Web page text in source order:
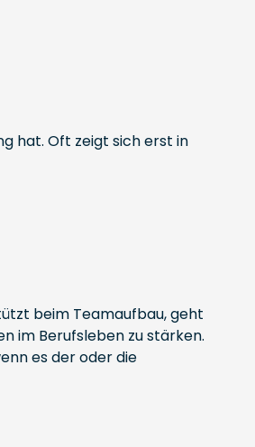
hat. Oft zeigt sich erst in
beim Teamaufbau, geht
im Berufsleben zu stärken.
es der oder die